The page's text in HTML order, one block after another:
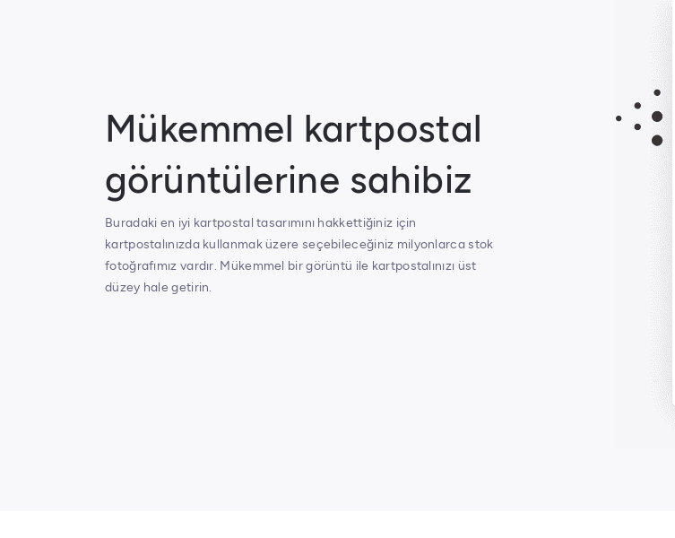
Mükemmel kartpostal
görüntülerine sahibiz
Buradaki en iyi kartpostal tasarımını hakkettiğiniz için
kartpostalınızda kullanmak üzere seçebileceğiniz milyonlarca stok
fotoğrafımız vardır. Mükemmel bir görüntü ile kartpostalınızı üst
düzey hale getirin.